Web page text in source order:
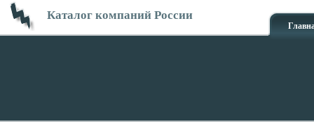
Каталог компаний России